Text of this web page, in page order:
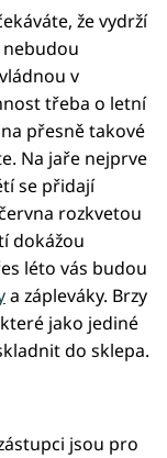
že vydrží
v
třeba o letní
přesně takové
Na jaře nejprve
se přidají
rozkvetou
dokážou
léto vás budou
a zápleváky. Brzy
jako jediné
do sklepa.
jsou pro